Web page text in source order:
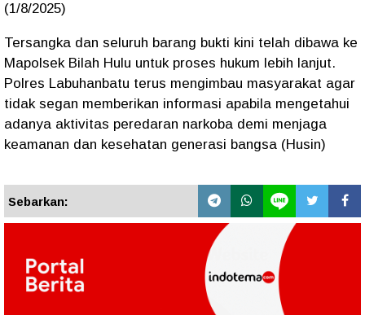
(1/8/2025)
Tersangka dan seluruh barang bukti kini telah dibawa ke
Mapolsek Bilah Hulu untuk proses hukum lebih lanjut.
Polres Labuhanbatu terus mengimbau masyarakat agar
tidak segan memberikan informasi apabila mengetahui
adanya aktivitas peredaran narkoba demi menjaga
keamanan dan kesehatan generasi bangsa (Husin)
Sebarkan: